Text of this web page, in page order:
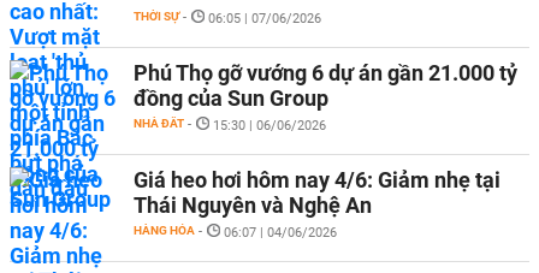
THỜI SỰ - 06:05 | 07/06/2026
Phú Thọ gỡ vướng 6 dự án gần 21.000 tỷ
đồng của Sun Group
NHÀ ĐẤT - 15:30 | 06/06/2026
Giá heo hơi hôm nay 4/6: Giảm nhẹ tại
Thái Nguyên và Nghệ An
HÀNG HÓA - 06:07 | 04/06/2026